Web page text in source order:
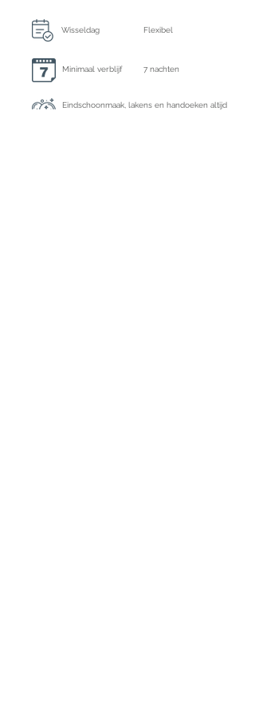
Wisseldag Flexibel
Minimaal verblijf 7 nachten
Eindschoonmaak, lakens en handoeken altijd